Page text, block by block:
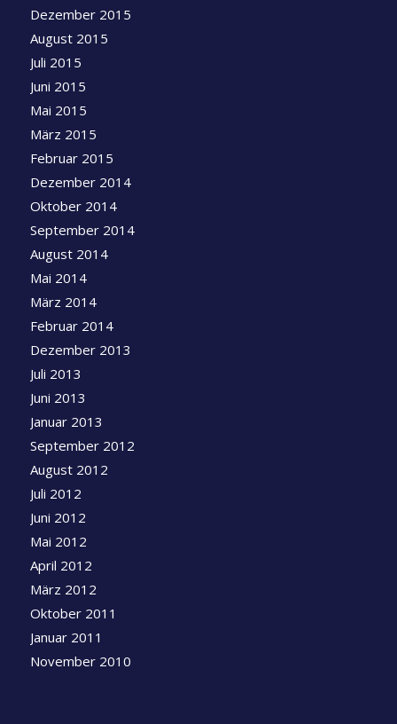
Dezember 2015
August 2015
Juli 2015
Juni 2015
Mai 2015
März 2015
Februar 2015
Dezember 2014
Oktober 2014
September 2014
August 2014
Mai 2014
März 2014
Februar 2014
Dezember 2013
Juli 2013
Juni 2013
Januar 2013
September 2012
August 2012
Juli 2012
Juni 2012
Mai 2012
April 2012
März 2012
Oktober 2011
Januar 2011
November 2010